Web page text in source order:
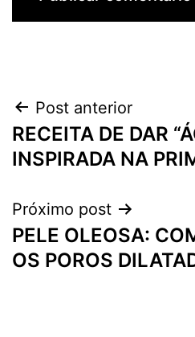
Navegação
de
Post anterior
RECEITA DE DAR
INSPIRADA NA
Próximo post
PELE OLEOSA:
OS POROS